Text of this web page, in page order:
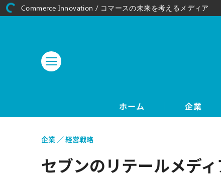
ホーム 企業
セブンのリテールメデ
企業 経営戦略
Commerce Innovation / コマースの未来を考えるメディア